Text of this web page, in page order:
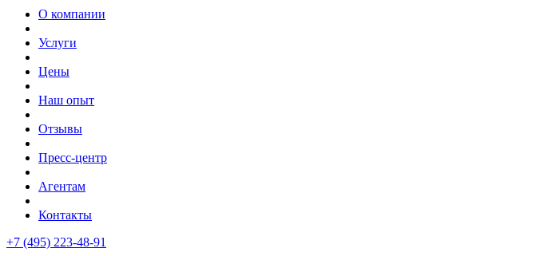
О компании
Услуги
Цены
Наш опыт
Отзывы
Пресс-центр
Агентам
Контакты
+7 (495) 223-48-91